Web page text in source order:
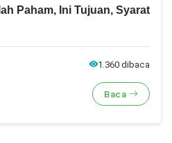
Paham, Ini Tujuan, Syarat
1.360 dibaca
Baca